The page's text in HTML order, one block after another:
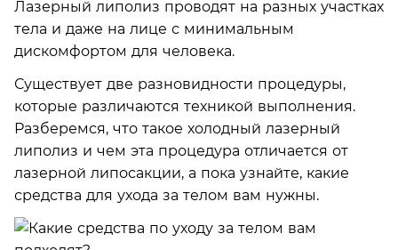
Лазерный липолиз проводят на разных участках
тела и даже на лице с минимальным
дискомфортом для человека.
Существует две разновидности процедуры,
которые различаются техникой выполнения.
Разберемся, что такое холодный лазерный
липолиз и чем эта процедура отличается от
лазерной липосакции, а пока узнайте, какие
средства для ухода за телом вам нужны.